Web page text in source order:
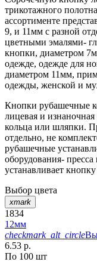
трикотажного
ассортименте
9, и 11мм с разной
цветными эмалями-
кнопки, диаметром
одежде, одежде для
диаметром 11мм,
одежды, женской и
Кнопки рубашечные
лицевая и
кольца или шляпки.
отдельно, не
рубашечные
оборудования-
устанавливает
Выбор цвета
xmark
1834
12мм
checkmark_alt_circle
6.53 р.
По 100 шт